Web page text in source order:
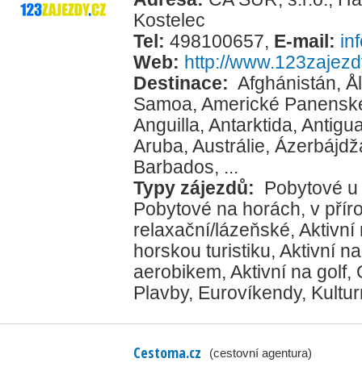
Kostelec
Tel: 498100657, E-mail:
Web: http://
Destinace: Afghánistán,
Samoa, Americké
Anguilla, Antarktida,
Aruba, Austrálie,
Barbados, ...
Typy zájezdů:
Pobytové
Pobytové na horách, v
relaxační/lázeňské, Aktivní
horskou turistiku, Aktivní
aerobikem, Aktivní na golf,
Plavby, Eurovíkendy,
Cestoma.cz (cestovní agentura)